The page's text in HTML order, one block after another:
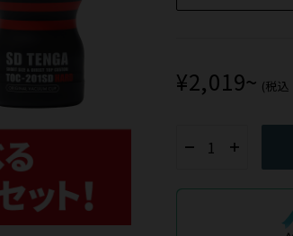
¥2,019~ (税込